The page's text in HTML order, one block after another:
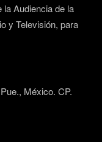
Audiencia de la
y Televisión, para
México. CP.